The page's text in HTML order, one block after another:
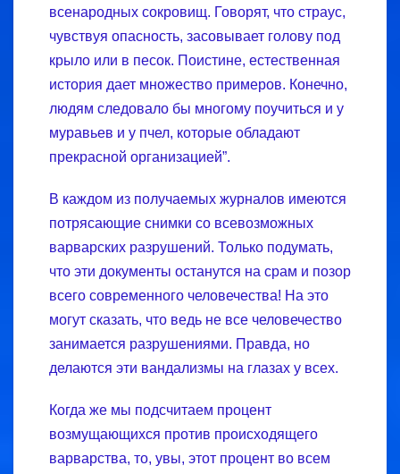
всенародных сокровищ. Говорят, что страус,
чувствуя опасность, засовывает голову под
крыло или в песок. Поистине, естественная
история дает множество примеров. Конечно,
людям следовало бы многому поучиться и у
муравьев и у пчел, которые обладают
прекрасной организацией”.
В каждом из получаемых журналов имеются
потрясающие снимки со всевозможных
варварских разрушений. Только подумать,
что эти документы останутся на срам и позор
всего современного человечества! На это
могут сказать, что ведь не все человечество
занимается разрушениями. Правда, но
делаются эти вандализмы на глазах у всех.
Когда же мы подсчитаем процент
возмущающихся против происходящего
варварства, то, увы, этот процент во всем